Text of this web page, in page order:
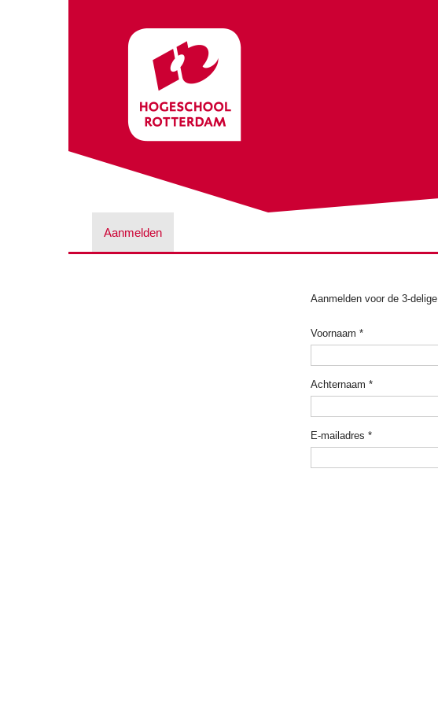
Aanmelden
Aanmelden voor de 3-delige
Voornaam *
Achternaam *
E-mailadres *